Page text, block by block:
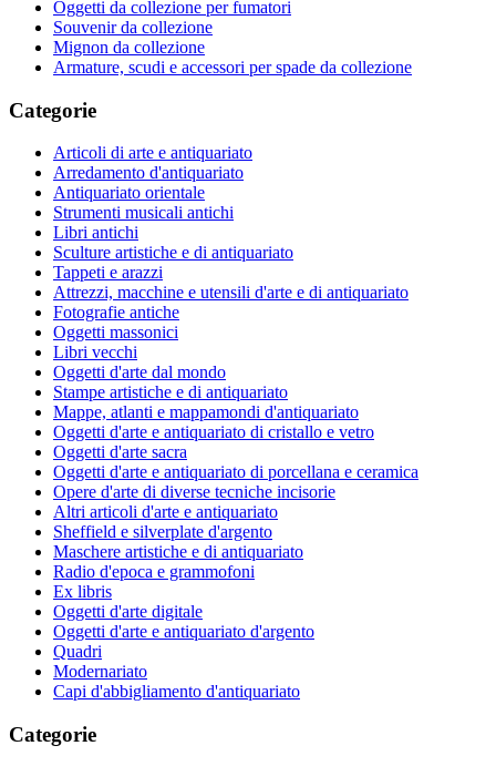
Oggetti da collezione per fumatori
Souvenir da collezione
Mignon da collezione
Armature, scudi e accessori per spade da collezione
Categorie
Articoli di arte e antiquariato
Arredamento d'antiquariato
Antiquariato orientale
Strumenti musicali antichi
Libri antichi
Sculture artistiche e di antiquariato
Tappeti e arazzi
Attrezzi, macchine e utensili d'arte e di antiquariato
Fotografie antiche
Oggetti massonici
Libri vecchi
Oggetti d'arte dal mondo
Stampe artistiche e di antiquariato
Mappe, atlanti e mappamondi d'antiquariato
Oggetti d'arte e antiquariato di cristallo e vetro
Oggetti d'arte sacra
Oggetti d'arte e antiquariato di porcellana e ceramica
Opere d'arte di diverse tecniche incisorie
Altri articoli d'arte e antiquariato
Sheffield e silverplate d'argento
Maschere artistiche e di antiquariato
Radio d'epoca e grammofoni
Ex libris
Oggetti d'arte digitale
Oggetti d'arte e antiquariato d'argento
Quadri
Modernariato
Capi d'abbigliamento d'antiquariato
Categorie